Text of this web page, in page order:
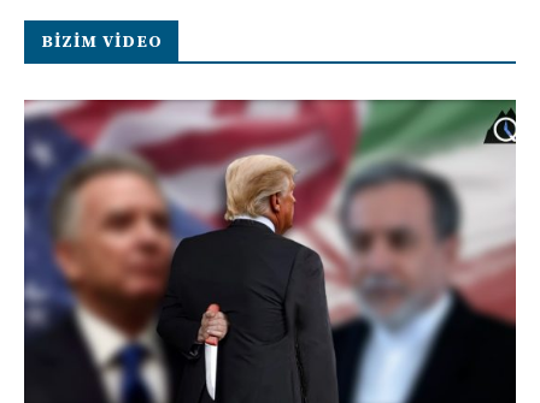
BIZIM VIDEO